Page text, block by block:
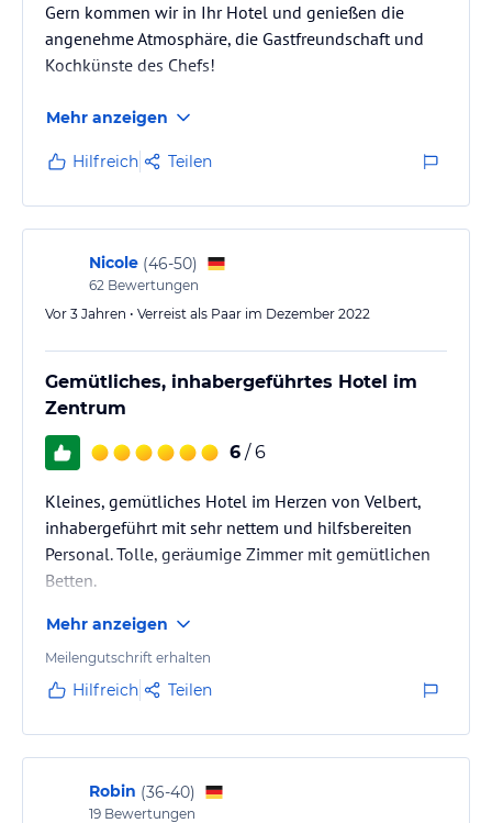
Gern kommen wir in Ihr Hotel und genießen die
angenehme Atmosphäre, die Gastfreundschaft und
Kochkünste des Chefs!
Mehr anzeigen
Hilfreich Teilen
Nicole (46-50)
62 Bewertungen
Vor 3 Jahren • Verreist als Paar im Dezember 2022
Gemütliches, inhabergeführtes Hotel im
Zentrum
6 / 6
Kleines, gemütliches Hotel im Herzen von Velbert,
inhabergeführt mit sehr nettem und hilfsbereiten
Personal. Tolle, geräumige Zimmer mit gemütlichen
Betten.
Mehr anzeigen
Meilengutschrift erhalten
Hilfreich Teilen
Robin (36-40)
19 Bewertungen